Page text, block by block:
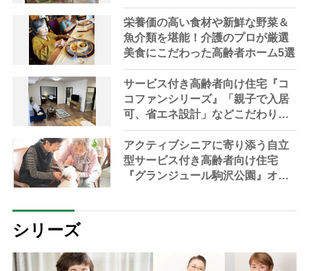
ョンと豊富な食事、月に一度「ス
シローの日」も
栄養価の高い食材や新鮮な野菜＆
魚介類を堪能！介護のプロが厳選
美食にこだわった高齢者ホーム5選
サービス付き高齢者向け住宅『コ
コファンシリーズ』「親子で入居
可、省エネ設計」などこだわりの3
拠点が新オープン＜愛知県名古屋
市・北海道札幌市＞
アクティブシニアに寄り添う自立
型サービス付き高齢者向け住宅
『グランジュール駒沢公園』オー
シリーズ